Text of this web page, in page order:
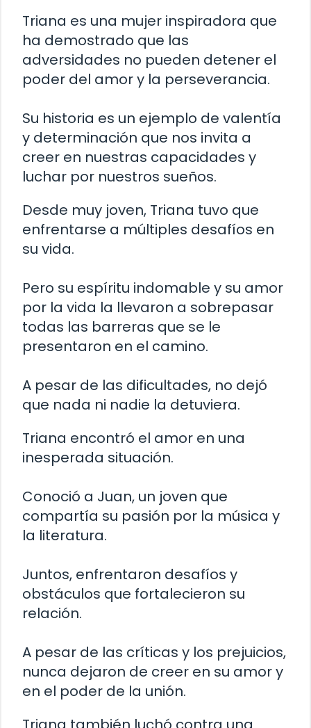
Triana es una mujer inspiradora que
ha demostrado que las
adversidades no pueden detener el
poder del amor y la perseverancia.
Su historia es un ejemplo de valentía
y determinación que nos invita a
creer en nuestras capacidades y
luchar por nuestros sueños.
Desde muy joven, Triana tuvo que
enfrentarse a múltiples desafíos en
su vida.
Pero su espíritu indomable y su amor
por la vida la llevaron a sobrepasar
todas las barreras que se le
presentaron en el camino.
A pesar de las dificultades, no dejó
que nada ni nadie la detuviera.
Triana encontró el amor en una
inesperada situación.
Conoció a Juan, un joven que
compartía su pasión por la música y
la literatura.
Juntos, enfrentaron desafíos y
obstáculos que fortalecieron su
relación.
A pesar de las críticas y los prejuicios,
nunca dejaron de creer en su amor y
en el poder de la unión.